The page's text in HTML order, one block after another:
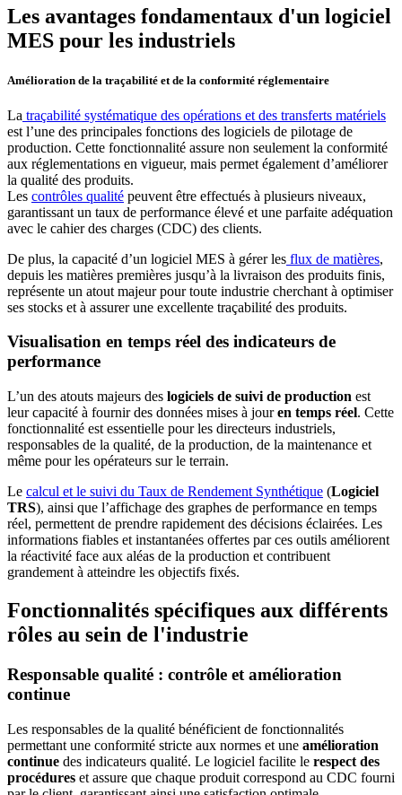
Les avantages fondamentaux d'un logiciel
MES pour les industriels
Amélioration de la traçabilité et de la conformité réglementaire
La traçabilité systématique des opérations et des transferts matériels
est l’une des principales fonctions des logiciels de pilotage de
production. Cette fonctionnalité assure non seulement la conformité
aux réglementations en vigueur, mais permet également d’améliorer
la qualité des produits.
Les contrôles qualité peuvent être effectués à plusieurs niveaux,
garantissant un taux de performance élevé et une parfaite adéquation
avec le cahier des charges (CDC) des clients.
De plus, la capacité d’un logiciel MES à gérer les flux de matières,
depuis les matières premières jusqu’à la livraison des produits finis,
représente un atout majeur pour toute industrie cherchant à optimiser
ses stocks et à assurer une excellente traçabilité des produits.
Visualisation en temps réel des indicateurs de
performance
L’un des atouts majeurs des logiciels de suivi de production est
leur capacité à fournir des données mises à jouren temps réel. Cette
fonctionnalité est essentielle pour les directeurs industriels,
responsables de la qualité, de la production, de la maintenance et
même pour les opérateurs sur le terrain.
Le calcul et le suivi du Taux de Rendement Synthétique (Logiciel
TRS), ainsi que l’affichage des graphes de performance en temps
réel, permettent de prendre rapidement des décisions éclairées. Les
informations fiables et instantanées offertes par ces outils améliorent
la réactivité face aux aléas de la production et contribuent
grandement à atteindre les objectifs fixés.
Fonctionnalités spécifiques aux différents
rôles au sein de l'industrie
Responsable qualité : contrôle et amélioration
continue
Les responsables de la qualité bénéficient de fonctionnalités
permettant une conformité stricte aux normes et une amélioration
continue des indicateurs qualité. Le logiciel facilite le respect des
procédures et assure que chaque produit correspond au CDC fourni